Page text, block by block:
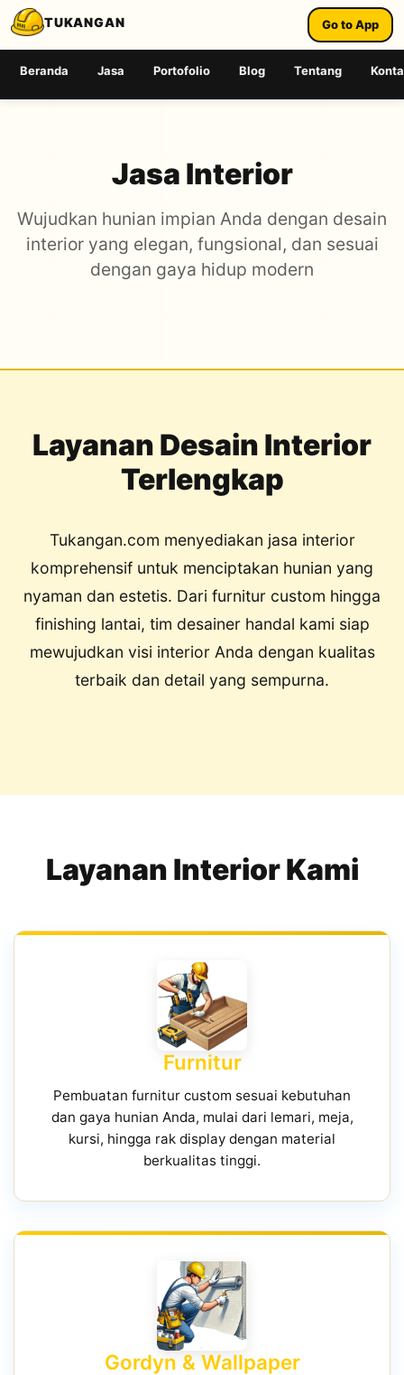
TUKANGAN Go to App
Beranda Jasa Portofolio Blog Tentang
Jasa Interior
Wujudkan hunian impian Anda dengan desain
interior yang elegan, fungsional, dan sesuai
dengan gaya hidup modern
Layanan Desain Interior
Terlengkap
Tukangan.com menyediakan jasa interior
komprehensif untuk menciptakan hunian yang
nyaman dan estetis. Dari furnitur custom hingga
finishing lantai, tim desainer handal kami siap
mewujudkan visi interior Anda dengan kualitas
terbaik dan detail yang sempurna.
Layanan Interior Kami
Furnitur
Pembuatan furnitur custom sesuai kebutuhan
dan gaya hunian Anda, mulai dari lemari, meja,
kursi, hingga rak display dengan material
berkualitas tinggi.
Gordyn & Wallpaper